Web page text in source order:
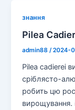
знання
Pilea
admin88/2024-
Pilea cadierei
сріблясто-
робить цю
вирощування.